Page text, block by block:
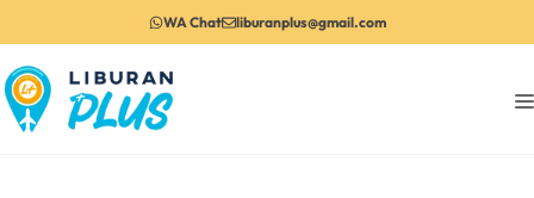
ke
isi
WA Chat liburanplus@gmail.com